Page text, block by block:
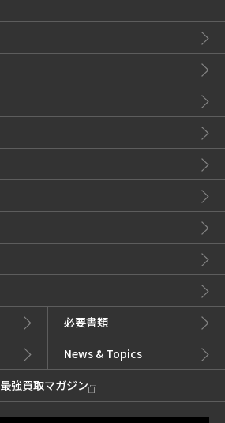
必要書類
News & Topics
最強買取マガジン